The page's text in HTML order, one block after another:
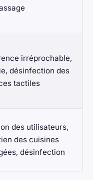
irréprochable,
désinfection des
tactiles
des utilisateurs,
des cuisines
désinfection